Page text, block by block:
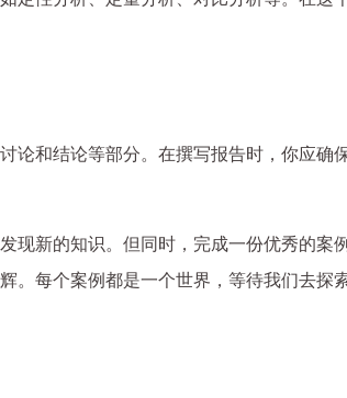
和结论等部分。在撰写报告时，你应确
新的知识。但同时，完成一份优秀的案
每个案例都是一个世界，等待我们去探